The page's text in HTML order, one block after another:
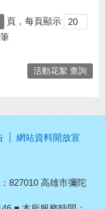
頁，每頁顯示
活動花絮 查詢
網站資料開放宣
827010 高雄市彌陀